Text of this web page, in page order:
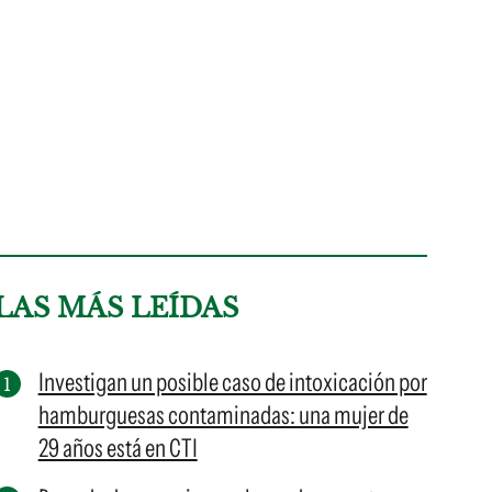
MÁS LEÍDAS
Investigan un posible caso de intoxicación por
hamburguesas contaminadas: una mujer de
29 años está en CTI